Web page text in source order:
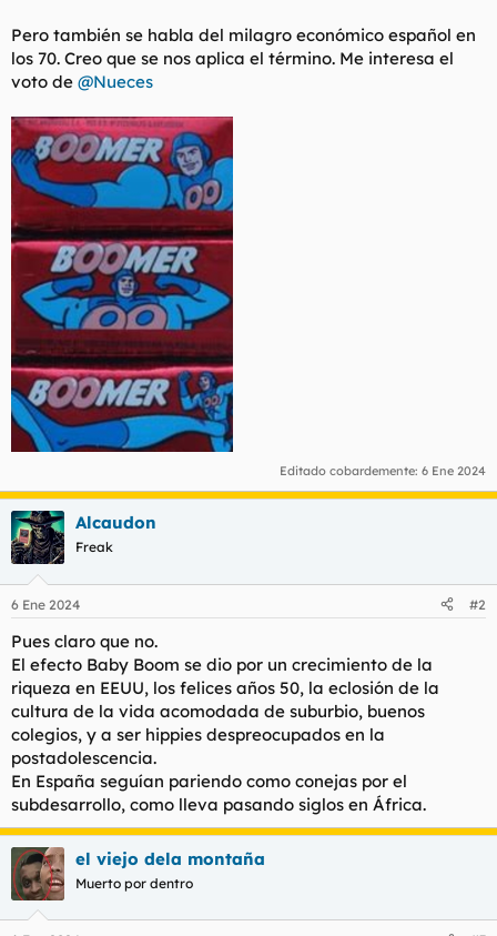
Pero también se habla del milagro económico español en
los 70. Creo que se nos aplica el término. Me interesa el
voto de @Nueces
Editado cobardemente: 6 Ene 2024
Alcaudon
Freak
6 Ene 2024 #2
Pues claro que no.
El efecto Baby Boom se dio por un crecimiento de la
riqueza en EEUU, los felices años 50, la eclosión de la
cultura de la vida acomodada de suburbio, buenos
colegios, y a ser hippies despreocupados en la
postadolescencia.
En España seguían pariendo como conejas por el
subdesarrollo, como lleva pasando siglos en África.
el viejo dela montaña
Muerto por dentro